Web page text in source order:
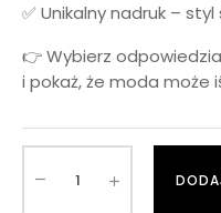
✅ Unikalny nadruk –
👉 Wybierz
i pokaż, że moda może